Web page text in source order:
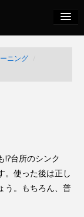
ニング
!?台所のシンク
。使った後は正し
う。もちろん、普